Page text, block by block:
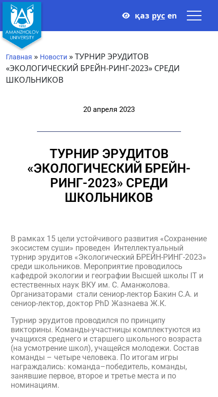
қаз рус en
Главная » Новости »ТУРНИР ЭРУДИТОВ
«ЭКОЛОГИЧЕСКИЙ БРЕЙН-РИНГ-2023» СРЕДИ
ШКОЛЬНИКОВ
20 апреля 2023
ТУРНИР ЭРУДИТОВ
«ЭКОЛОГИЧЕСКИЙ БРЕЙН-
РИНГ-2023» СРЕДИ
ШКОЛЬНИКОВ
В рамках 15 цели устойчивого развития «Сохранение
экосистем суши» проведен Интеллектуальный
турнир эрудитов «Экологический БРЕЙН-РИНГ-2023»
среди школьников. Мероприятие проводилось
кафедрой экологии и географии Высшей школы IT и
естественных наук ВКУ им. С. Аманжолова.
Организаторами стали сениор-лектор Бакин С.А. и
сениор-лектор, доктор PhD Жазнаева Ж.К.
Турнир эрудитов проводился по принципу
викторины. Команды-участницы комплектуются из
учащихся среднего и старшего школьного возраста
(на усмотрение школ), учащейся молодежи. Состав
команды – четыре человека. По итогам игры
награждались: команда–победитель, команды,
занявшие первое, второе и третье места и по
номинациям.